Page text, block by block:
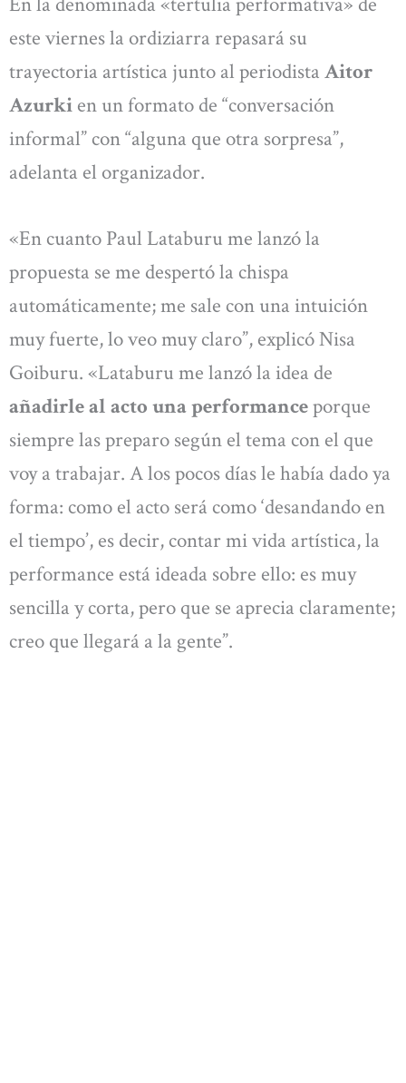
este viernes la ordiziarra repasará su
trayectoria artística junto al periodista Aitor
Azurki en un formato de “conversación
informal” con “alguna que otra sorpresa”,
adelanta el organizador.
«En cuanto Paul Lataburu me lanzó la
propuesta se me despertó la chispa
automáticamente; me sale con una intuición
muy fuerte, lo veo muy claro”, explicó Nisa
Goiburu. «Lataburu me lanzó la idea de
añadirle al acto una performanceporque
siempre las preparo según el tema con el que
voy a trabajar. A los pocos días le había dado ya
forma: como el acto será como ‘desandando en
el tiempo’, es decir, contar mi vida artística, la
performance está ideada sobre ello: es muy
sencilla y corta, pero que se aprecia claramente;
creo que llegará a la gente”.